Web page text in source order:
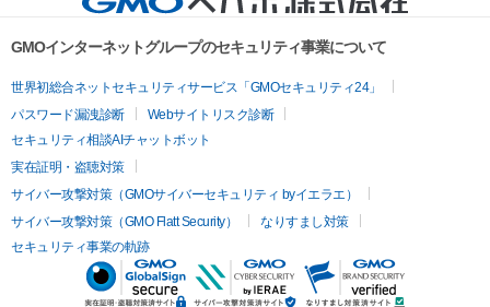
GMOインターネットグループのセキュリティ事業について
世界初総合ネットセキュリティサービス「GMOセキュリティ24」
パスワード漏洩診断
Webサイトリスク診断
セキュリティ相談AIチャットボット
実在証明・盗聴対策
サイバー攻撃対策（GMOサイバーセキュリティ byイエラエ）
サイバー攻撃対策（GMO Flatt Security）
なりすまし対策
セキュリティ事業の軌跡